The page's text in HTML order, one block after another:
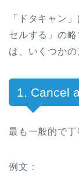
「ドタキャン
セルする」の
は、いくつかの
1. Cancel
最も一般的で丁
例文：